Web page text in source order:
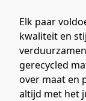
Elk paar
kwaliteit en
gerecycled
over maat en
altijd met het